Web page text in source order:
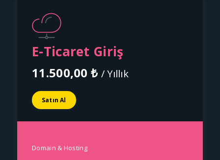
E-Ticaret Giriş
11.500,00 ₺ / Yıllık
Satın Al
Domain & Hosting